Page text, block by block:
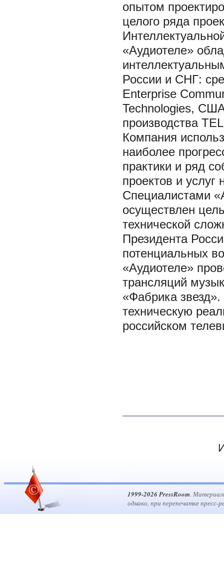
опытом
целого ряда
«Аудиотеле»
России и СНГ:
Enterprise
Technologies,
производства
Компания
наиболее
практики и ряд
проектов и
Специалистами
осуществлен
технической
Президента
потенциальных
«Аудиотеле»
трансляций
«Фабрика
техническую
российском
1999-2026 PressRoom.
однако, при перепечатке пресс-